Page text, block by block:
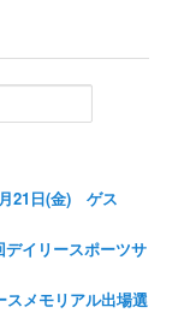
21日(金) ゲス
イリースポーツサ
メモリアル出場選